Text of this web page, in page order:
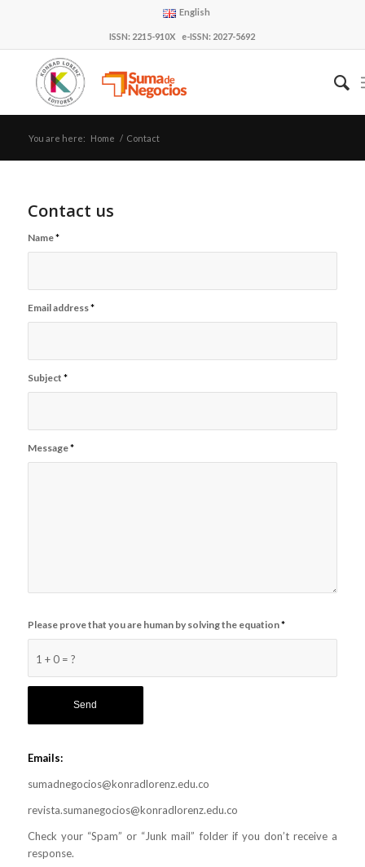
English
ISSN: 2215-910X e-ISSN: 2027-5692
You are here: Home / Contact
Contact us
Name*
Email address*
Subject *
Message*
1 + 0 = ?
Please prove that you are human by solving the equation*
Emails:
sumadnegocios@konradlorenz.edu.co
revista.sumanegocios@konradlorenz.edu.co
Check your “Spam” or “Junk mail” folder if you don’t receive a
response.